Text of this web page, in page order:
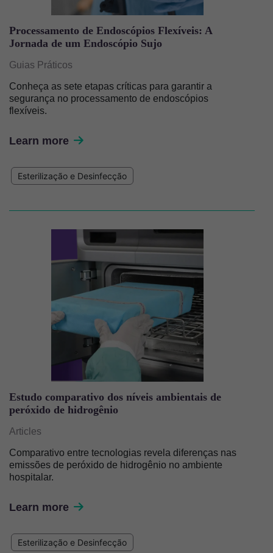
Processamento de Endoscópios Flexíveis: A
Jornada de um Endoscópio Sujo
Guias Práticos
Conheça as sete etapas críticas para garantir a
segurança no processamento de endoscópios
flexíveis.
Learn more
Esterilização e Desinfecção
Estudo comparativo dos níveis ambientais de
peróxido de hidrogênio
Articles
Comparativo entre tecnologias revela diferenças nas
emissões de peróxido de hidrogênio no ambiente
hospitalar.
Learn more
Esterilização e Desinfecção